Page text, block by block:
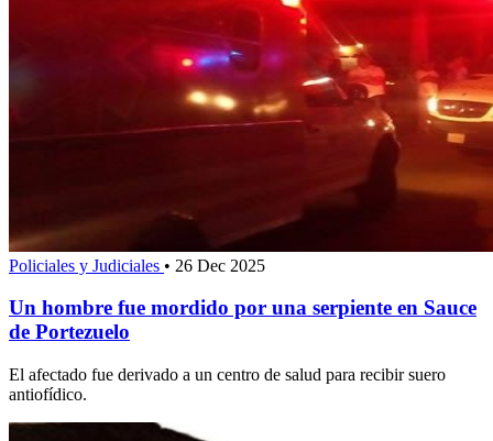
Policiales y Judiciales • 26 Dec 2025
Un hombre fue mordido por una serpiente en Sauce
de Portezuelo
El afectado fue derivado a un centro de salud para recibir suero
antiofídico.